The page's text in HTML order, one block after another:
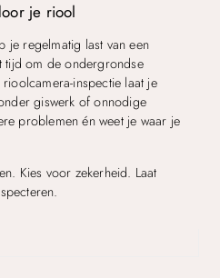
je riool
je regelmatig last van een
tijd om de ondergrondse
inspectie laat je
giswerk of onnodige
problemen én weet je waar je
Kies voor zekerheid. Laat